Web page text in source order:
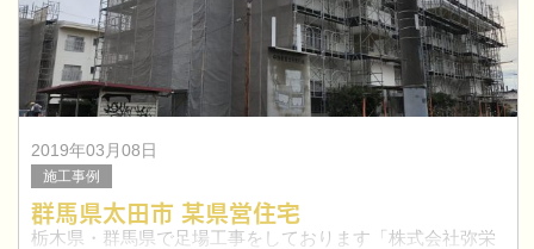
2019年03月08日
施工事例
群馬県太田市 某県営住宅
栃木県・群馬県で足場工事をしております「株式会社弥栄